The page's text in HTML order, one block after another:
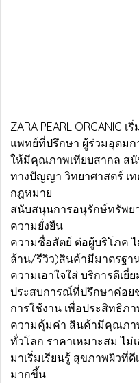
ZARA PEARL ORGANIC
แพทย์ที่ปรึกษา ผู้ร่วมอุดม
ให้มีคุณภาพเทียบสากล ส
ทางปัญญา วิทยาศาสตร์ เ
กฎหมาย
สนับสนุนการอนุรักษ์ทรัพย
ความยั่งยืน
ความซื่อสัตย์ ต่อผู้บริโภค
ล้าน/รีวิว)สินค้ามีมาตรฐา
ความเอาใจใส่ บริการดีเยี่
ประสบการณ์ที่ปรึกษาค่อย
การใช้งาน เพื่อประสิทธิภ
ความคุ้มค่า สินค้ามีคุณภาพ
ทั่วโลก ราคาเหมาะสม ไม่
มาเริ่มเรียนรู้ สุขภาพผิวที่
มากขึ้น